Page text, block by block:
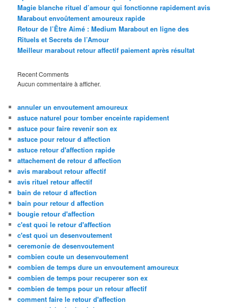
Magie blanche rituel d’amour qui fonctionne rapidement avis
Marabout envoûtement amoureux rapide
Retour de l’Être Aimé : Medium Marabout en ligne des
Rituels et Secrets de l’Amour
Meilleur marabout retour affectif paiement après résultat
Recent Comments
Aucun commentaire à afficher.
annuler un envoutement amoureux
astuce naturel pour tomber enceinte rapidement
astuce pour faire revenir son ex
astuce pour retour d affection
astuce retour d'affection rapide
attachement de retour d affection
avis marabout retour affectif
avis rituel retour affectif
bain de retour d affection
bain pour retour d affection
bougie retour d'affection
c'est quoi le retour d'affection
c'est quoi un desenvoutement
ceremonie de desenvoutement
combien coute un desenvoutement
combien de temps dure un envoutement amoureux
combien de temps pour recuperer son ex
combien de temps pour un retour affectif
comment faire le retour d'affection